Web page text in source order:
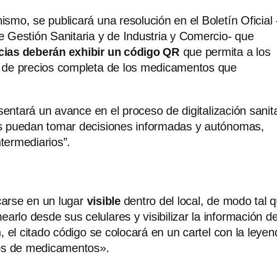
se publicará una resolución en el Boletín Oficial
Gestión Sanitaria y de Industria y Comercio- que
deberán exhibir un código QR que permita a los
precios completa de los medicamentos que
un avance en el proceso de digitalización
tomar decisiones informadas y autónomas,
en un lugar visible dentro del local, de modo tal
desde sus celulares y visibilizar la información
el citado código se colocará en un cartel con la
de medicamentos».